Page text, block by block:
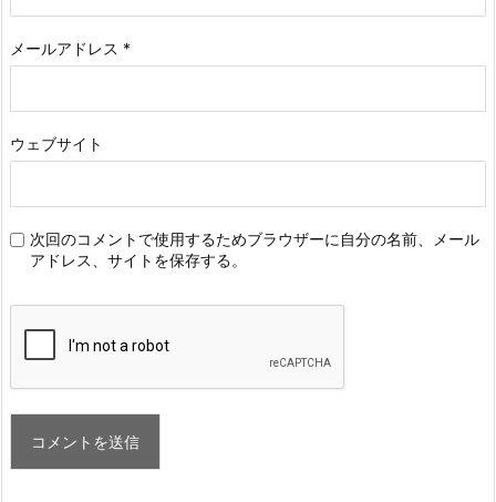
メールアドレス *
ウェブサイト
次回のコメントで使用するためブラウザーに自分の名前、メール
アドレス、サイトを保存する。